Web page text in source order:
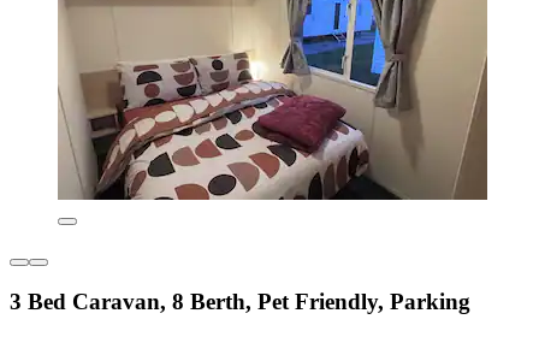
3 Bed Caravan, 8 Berth, Pet Friendly, Parking